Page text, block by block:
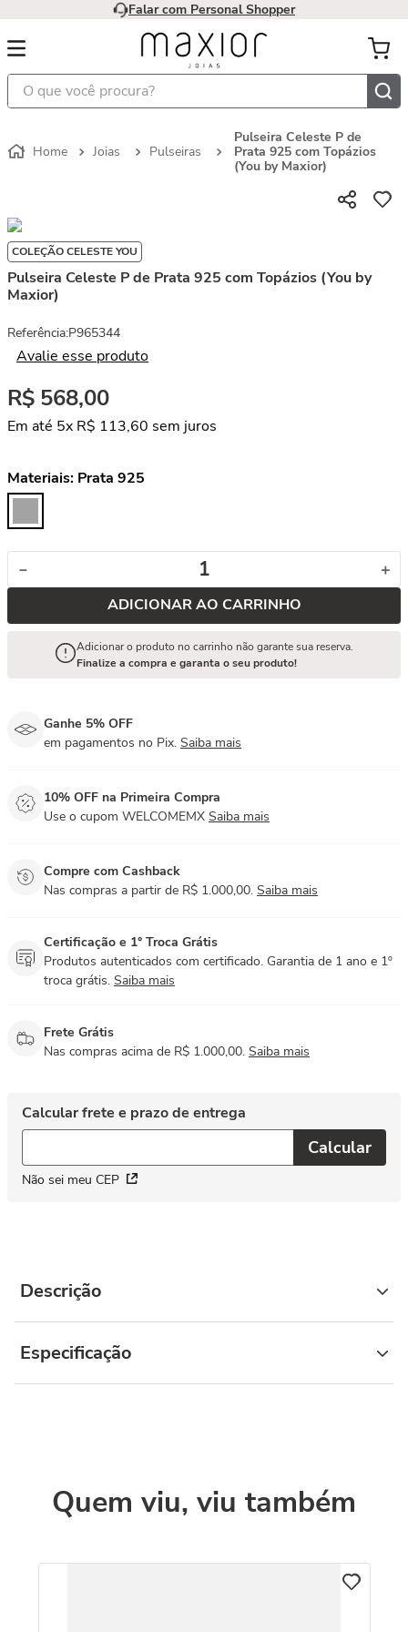
Falar com Personal Shopper
O que você procura?
Joias Pulseiras
Pulseira Celeste P de
Prata 925 com Topázios
(You by Maxior)
COLEÇÃO CELESTE YOU
Pulseira Celeste P de Prata 925 com Topázios (You by
Maxior)
Referência:P965344
Avalie esse produto
R$ 568,00
Em até 5x R$ 113,60 sem juros
Materiais: Prata 925
＋
－
ADICIONAR AO CARRINHO
Adicionar o produto no carrinho não garante sua reserva.
Finalize a compra e garanta o seu produto!
Ganhe 5% OFF
em pagamentos no Pix. Saiba mais
10% OFF na Primeira Compra
Use o cupom WELCOMEMX Saiba mais
Compre com Cashback
Nas compras a partir de R$ 1.000,00. Saiba mais
Certificação e 1° Troca Grátis
Produtos autenticados com certificado. Garantia de 1 ano e 1º
troca grátis. Saiba mais
Frete Grátis
Nas compras acima de R$ 1.000,00. Saiba mais
Não sei meu CEP
Descrição
Especificação
Quem viu, viu também